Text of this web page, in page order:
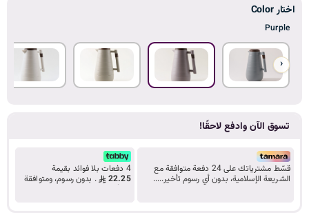
ا
ا
اختار Color
Purple
‹
تسوق الآن وادفع لاحقًا!
قسّط مشترياتك على 24 دفعة متوافقة مع
الشريعة الإسلامية، بدون أي رسوم تأخير.....
4 دفعات بلا فوائد بقيمة
22.25
. بدون رسوم، ومتوافقة